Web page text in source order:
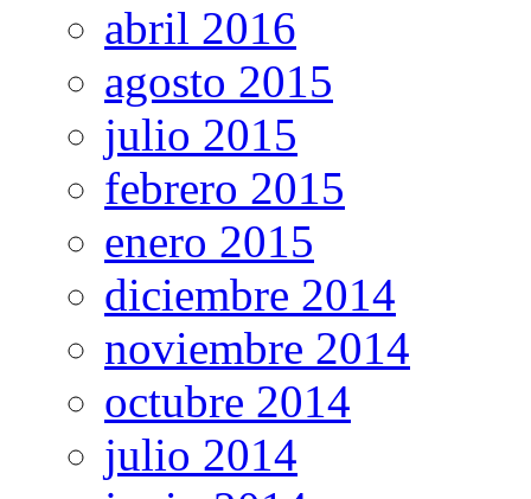
abril 2016
agosto 2015
julio 2015
febrero 2015
enero 2015
diciembre 2014
noviembre 2014
octubre 2014
julio 2014